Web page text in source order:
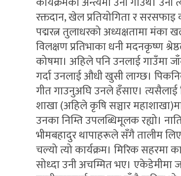
रक्तदान, खेल प्रतियोगिता र
पद्मरत्न तुलाधरको अध्यक्षतामा मंका
विलक्षण प्रतिभाका धनी मदनकृष्ण
कोषमा। अहिले पनि उनलाई गाउँमा
गर्दा उनलाई औधी खुसी लाग्छ।
गीत गाउनुअघि उनले हँसाए। त्यसैलाई
शाखा (अहिले कृषि सञ्चार
उनका निम्ति उपलब्धिमूलक रह्यो।
भीमबहादुर थापाहरूले सँगै तालीम
चल्यो त्यो कार्यक्रम। मिरिक सहरमा
सोध्दा उनी अचम्मित भए। एकेडेमीमा